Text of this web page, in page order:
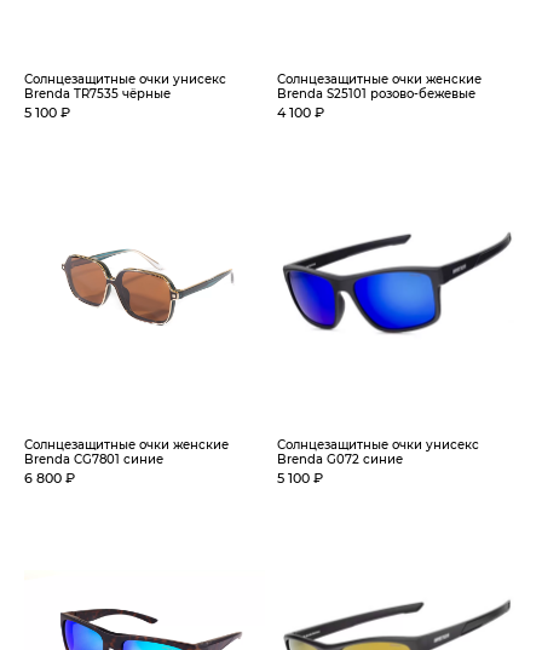
Солнцезащитные очки унисекс
Brenda TR7535 чёрные
5 100 ₽
Солнцезащитные очки женские
Brenda S25101 розово-бежевые
4 100 ₽
Солнцезащитные очки женские
Brenda CG7801 синие
6 800 ₽
Солнцезащитные очки унисекс
Brenda G072 синие
5 100 ₽